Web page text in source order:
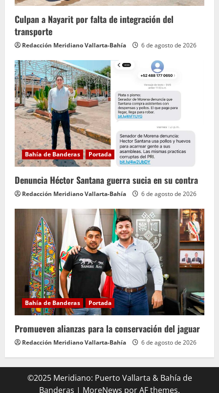
Culpan a Nayarit por falta de integración del
transporte
Redacción Meridiano Vallarta-Bahía 6 de agosto de 2026
Bahía de Banderas Portada
Denuncia Héctor Santana guerra sucia en su contra
Redacción Meridiano Vallarta-Bahía 6 de agosto de 2026
Bahía de Banderas Portada
Promueven alianzas para la conservación del jaguar
Redacción Meridiano Vallarta-Bahía 6 de agosto de 2026
©2025 Meridiano: Puerto Vallarta & Bahía de
Banderas | MoreNews por AF themes.